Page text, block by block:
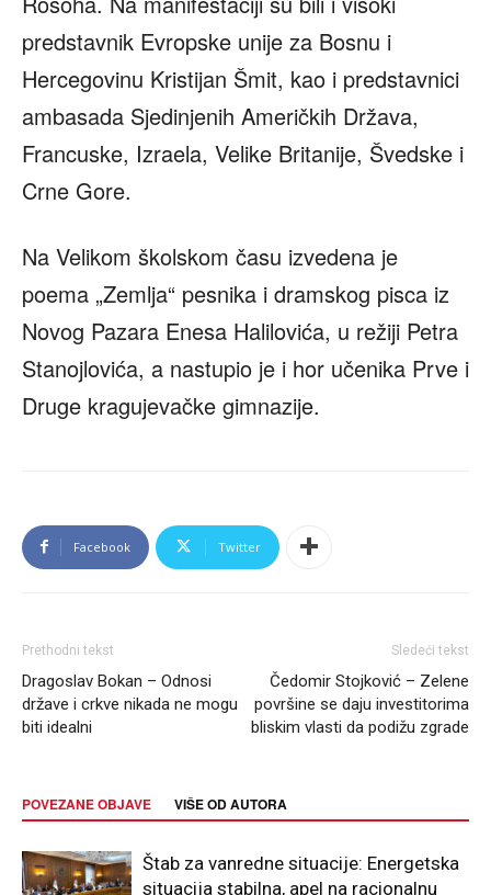
predstavnik Evropske unije za Bosnu i
Hercegovinu Kristijan Šmit, kao i predstavnici
ambasada Sjedinjenih Američkih Država,
Francuske, Izraela, Velike Britanije, Švedske i
Crne Gore.
Na Velikom školskom času izvedena je
poema „Zemlja“ pesnika i dramskog pisca iz
Novog Pazara Enesa Halilovića, u režiji Petra
Stanojlovića, a nastupio je i hor učenika Prve i
Druge kragujevačke gimnazije.
Facebook Twitter
Prethodni tekst
Dragoslav Bokan – Odnosi
države i crkve nikada ne mogu
biti idealni
Sledeći tekst
Čedomir Stojković – Zelene
površine se daju investitorima
bliskim vlasti da podižu zgrade
POVEZANE OBJAVE VIŠE OD AUTORA
Štab za vanredne situacije: Energetska
situacija stabilna, apel na racionalnu